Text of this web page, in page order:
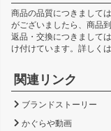
商品の品質につきまして
がございましたら、商品
返品・交換につきまして
け付けています。詳しくは
関連リンク
ブランドストーリー
かぐらや動画